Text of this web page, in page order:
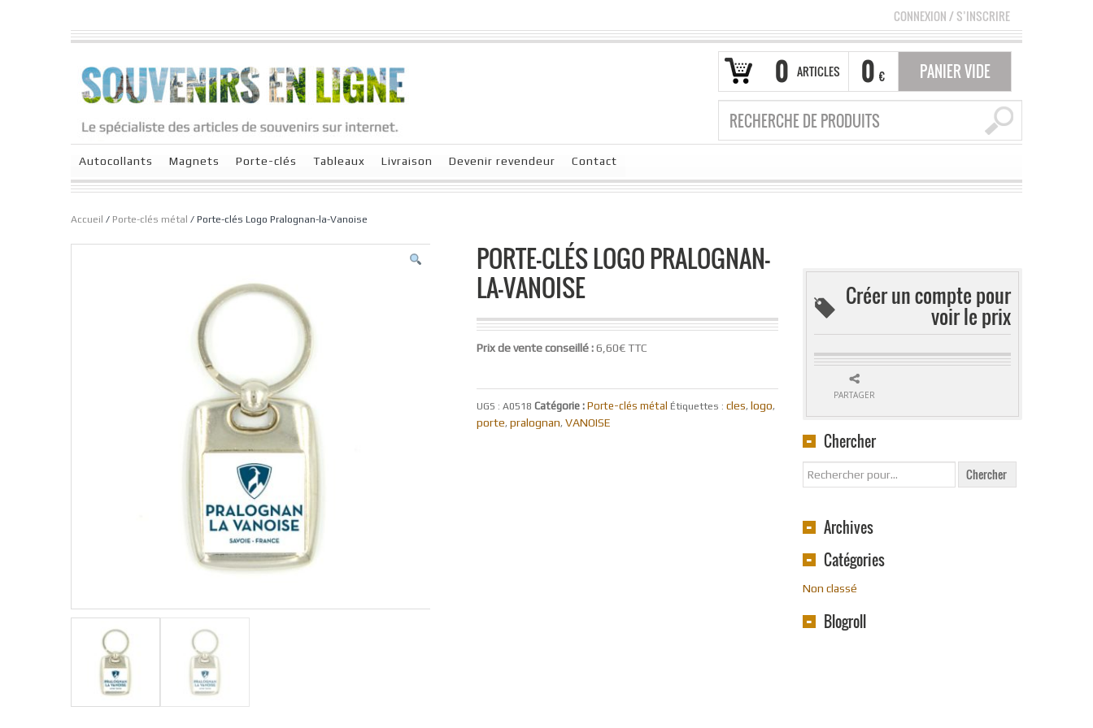
CONNEXION/S’INSCRIRE
0 ARTICLES 0 € PANIER VIDE
Autocollants Magnets Porte-clés Tableaux Livraison Devenir revendeur Contact
Accueil / Porte-clés métal / Porte-clés Logo Pralognan-la-Vanoise
PORTE-CLÉS LOGO PRALOGNAN-
LA-VANOISE
Prix de vente conseillé :6,60€ TTC
UGS : A0518 Catégorie : Porte-clés métal Étiquettes : cles, logo,
porte, pralognan, VANOISE
Créer un compte pour
voir le prix
PARTAGER
Chercher
Archives
Catégories
Non classé
Blogroll